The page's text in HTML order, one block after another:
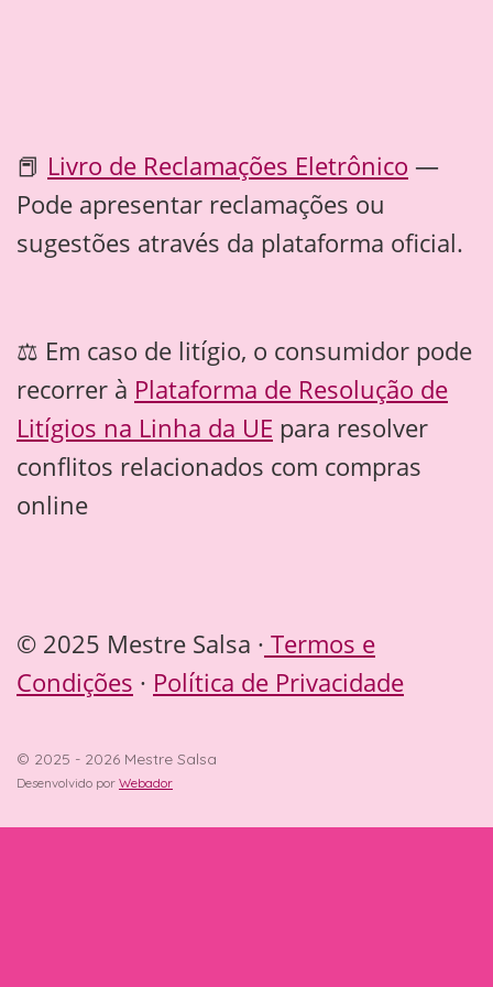
📕 Livro de Reclamações Eletrônico —
Pode apresentar reclamações ou
sugestões através da plataforma oficial.
⚖️ Em caso de litígio, o consumidor pode
recorrer à Plataforma de Resolução de
Litígios na Linha da UE para resolver
conflitos relacionados com compras
online
© 2025 Mestre Salsa · Termos e
Condições · Política de Privacidade
© 2025 - 2026 Mestre Salsa
Desenvolvido por Webador